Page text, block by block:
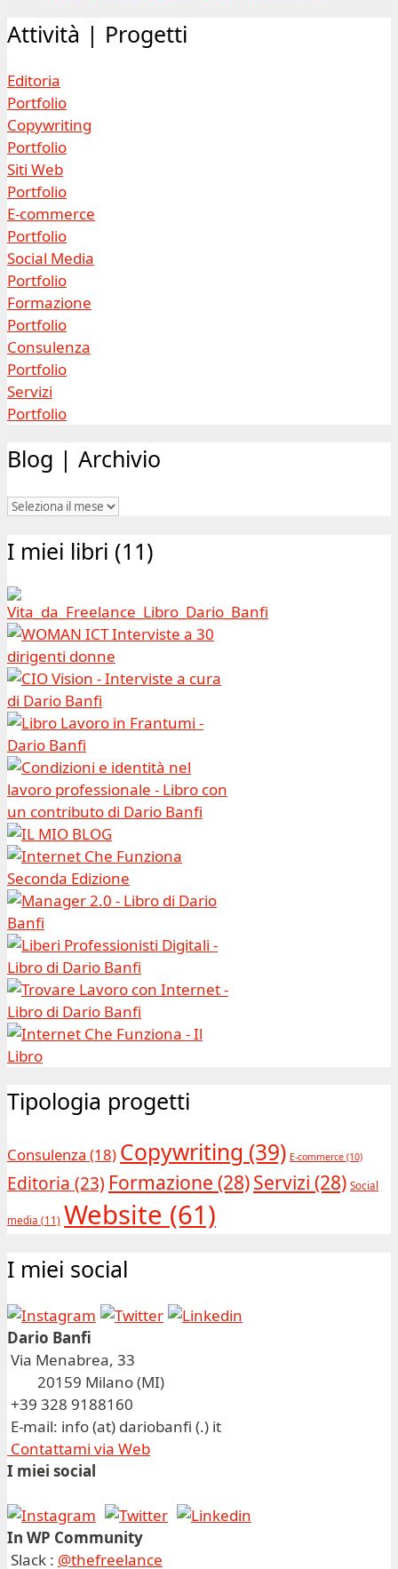
Attività | Progetti
Editoria
Portfolio
Copywriting
Portfolio
Siti Web
Portfolio
E-commerce
Portfolio
Social Media
Portfolio
Formazione
Portfolio
Consulenza
Portfolio
Servizi
Portfolio
Blog | Archivio
Blog
Archivio
I miei libri (11)
Tipologia progetti
Consulenza (18) Copywriting (39) E-commerce (10)
Editoria (23) Formazione (28)Servizi (28) Social
media (11) Website (61)
I miei social
Dario Banfi
Via Menabrea, 33
20159 Milano (MI)
+39 328 9188160
E-mail: info (at) dariobanfi (.) it
Contattami via Web
I miei social
In WP Community
Slack : @thefreelance